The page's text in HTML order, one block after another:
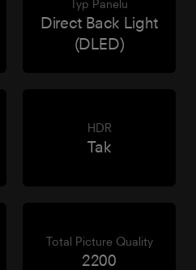
Typ Panelu
Direct Back Light
(DLED)
HDR
Tak
Total Picture Quality
2200